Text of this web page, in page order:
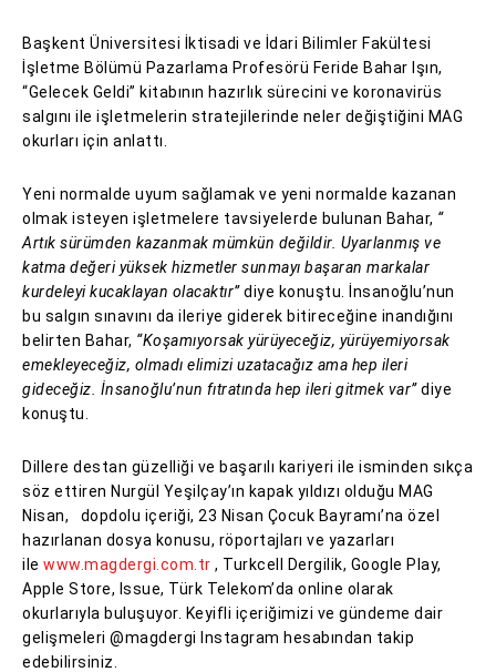
Başkent Üniversitesi İktisadi ve İdari Bilimler Fakültesi
İşletme Bölümü Pazarlama Profesörü Feride Bahar Işın,
“Gelecek Geldi” kitabının hazırlık sürecini ve koronavirüs
salgını ile işletmelerin stratejilerinde neler değiştiğini MAG
okurları için anlattı.
Yeni normalde uyum sağlamak ve yeni normalde kazanan
olmak isteyen işletmelere tavsiyelerde bulunan Bahar, “
Artık sürümden kazanmak mümkün değildir. Uyarlanmış ve
katma değeri yüksek hizmetler sunmayı başaran markalar
kurdeleyi kucaklayan olacaktır”diye konuştu. İnsanoğlu’nun
bu salgın sınavını da ileriye giderek bitireceğine inandığını
belirten Bahar, “Koşamıyorsak yürüyeceğiz, yürüyemiyorsak
emekleyeceğiz, olmadı elimizi uzatacağız ama hep ileri
gideceğiz. İnsanoğlu’nun fıtratında hep ileri gitmek var”diye
konuştu.
Dillere destan güzelliği ve başarılı kariyeri ile isminden sıkça
söz ettiren Nurgül Yeşilçay’ın kapak yıldızı olduğu MAG
Nisan, dopdolu içeriği, 23 Nisan Çocuk Bayramı’na özel
hazırlanan dosya konusu, röportajları ve yazarları
ile www.magdergi.com.tr , Turkcell Dergilik, Google Play,
Apple Store, Issue, Türk Telekom’da online olarak
okurlarıyla buluşuyor. Keyifli içeriğimizi ve gündeme dair
gelişmeleri @magdergi Instagram hesabından takip
edebilirsiniz.